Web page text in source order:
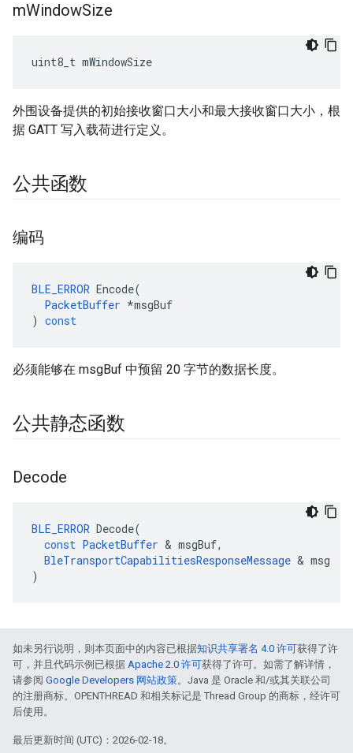
mWindowSize
uint8_t mWindowSize
外围设备提供的初始接收窗口大小和最大接收窗口大小，根
据 GATT 写入载荷进行定义。
公共函数
编码
BLE_ERROR Encode(
PacketBuffer *msgBuf
) const
必须能够在 msgBuf 中预留 20 字节的数据长度。
公共静态函数
Decode
BLE_ERROR Decode(
const PacketBuffer & msgBuf,
BleTransportCapabilitiesResponseMessage & msg
)
如未另行说明，则本页面中的内容已根据知识共享署名 4.0 许可获得了许
可，并且代码示例已根据 Apache 2.0 许可获得了许可。如需了解详情，
请参阅 Google Developers 网站政策。Java 是 Oracle 和/或其关联公司
的注册商标。OPENTHREAD 和相关标记是 Thread Group 的商标，经许可
后使用。
最后更新时间 (UTC)：2026-02-18。